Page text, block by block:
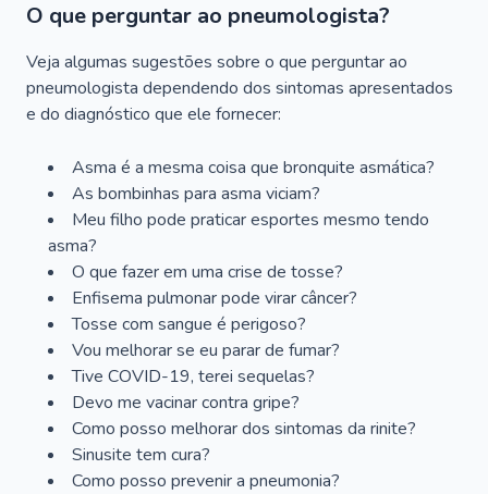
O que perguntar ao pneumologista?
Veja algumas sugestões sobre o que perguntar ao
pneumologista dependendo dos sintomas apresentados
e do diagnóstico que ele fornecer:
Asma é a mesma coisa que bronquite asmática?
As bombinhas para asma viciam?
Meu filho pode praticar esportes mesmo tendo
asma?
O que fazer em uma crise de tosse?
Enfisema pulmonar pode virar câncer?
Tosse com sangue é perigoso?
Vou melhorar se eu parar de fumar?
Tive COVID-19, terei sequelas?
Devo me vacinar contra gripe?
Como posso melhorar dos sintomas da rinite?
Sinusite tem cura?
Como posso prevenir a pneumonia?